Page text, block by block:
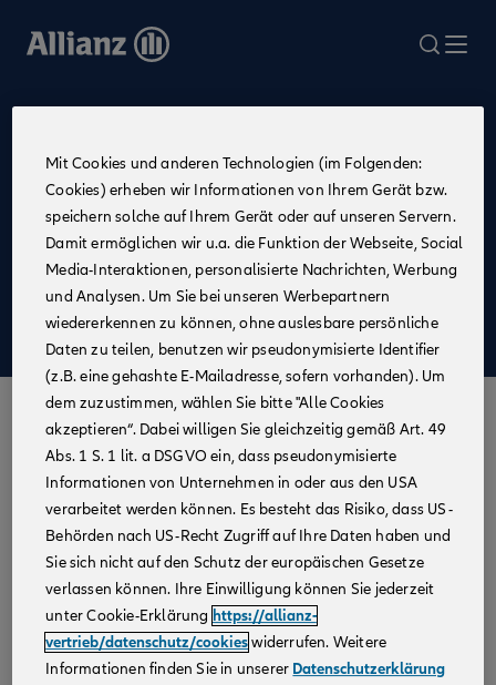
zum
search
Saisonales
Bewerbung Frauen im Vertrieb
Joballtag
Kultur und Werte
Nachhaltigkeit
Praktikum
Saisonales
Tipps & Tricks
Allianz Agentur
Mitarbeiterstory
50 Jahre AMP: Das Allianz
Mit Cookies und anderen Technologien (im Folgenden:
Cookies) erheben wir Informationen von Ihrem Gerät bzw.
speichern solche auf Ihrem Gerät oder auf unseren Servern.
Damit ermöglichen wir u.a. die Funktion der Webseite, Social
Media-Interaktionen, personalisierte Nachrichten, Werbung
und Analysen. Um Sie bei unseren Werbepartnern
wiedererkennen zu können, ohne auslesbare persönliche
Daten zu teilen, benutzen wir pseudonymisierte Identifier
(z.B. eine gehashte E-Mailadresse, sofern vorhanden). Um
dem zuzustimmen, wählen Sie bitte "Alle Cookies
akzeptieren“. Dabei willigen Sie gleichzeitig gemäß Art. 49
Abs. 1 S. 1 lit. a DSGVO ein, dass pseudonymisierte
Informationen von Unternehmen in oder aus den USA
verarbeitet werden können. Es besteht das Risiko, dass US-
Behörden nach US-Recht Zugriff auf Ihre Daten haben und
Sie sich nicht auf den Schutz der europäischen Gesetze
verlassen können. Ihre Einwilligung können Sie jederzeit
unter Cookie-Erklärung https://allianz-
vertrieb/datenschutz/cookieswiderrufen. Weitere
Informationen finden Sie in unserer Datenschutzerklärung